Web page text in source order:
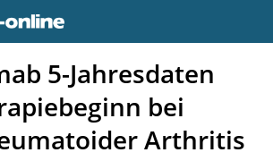
5-Jahresdaten
bei
Arthritis